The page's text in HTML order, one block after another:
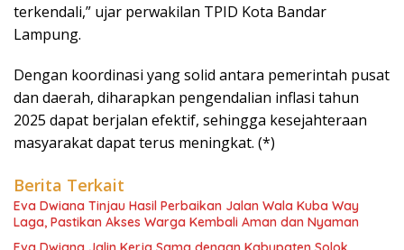
terkendali,” ujar perwakilan TPID Kota Bandar
Lampung.
Dengan koordinasi yang solid antara pemerintah pusat
dan daerah, diharapkan pengendalian inflasi tahun
2025 dapat berjalan efektif, sehingga kesejahteraan
masyarakat dapat terus meningkat. (*)
Berita Terkait
Eva Dwiana Tinjau Hasil Perbaikan Jalan Wala Kuba Way
Laga, Pastikan Akses Warga Kembali Aman dan Nyaman